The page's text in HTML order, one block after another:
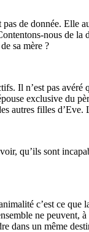
de donnée.
nous de
sa mère ?
Il n’est pas
exclusive du
autres filles
qu’ils sont
c’est ce
ne
dans un même